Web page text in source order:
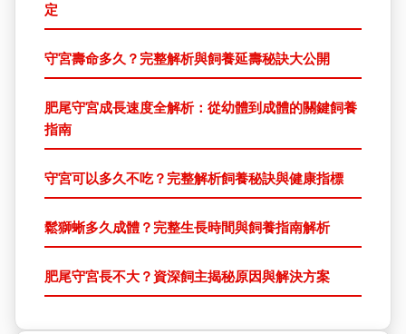
定
守宮壽命多久？完整解析與飼養延壽秘訣大公開
肥尾守宮成長速度全解析：從幼體到成體的關鍵飼養
指南
守宮可以多久不吃？完整解析飼養秘訣與健康指標
鬆獅蜥多久成體？完整生長時間與飼養指南解析
肥尾守宮長不大？資深飼主揭秘原因與解決方案